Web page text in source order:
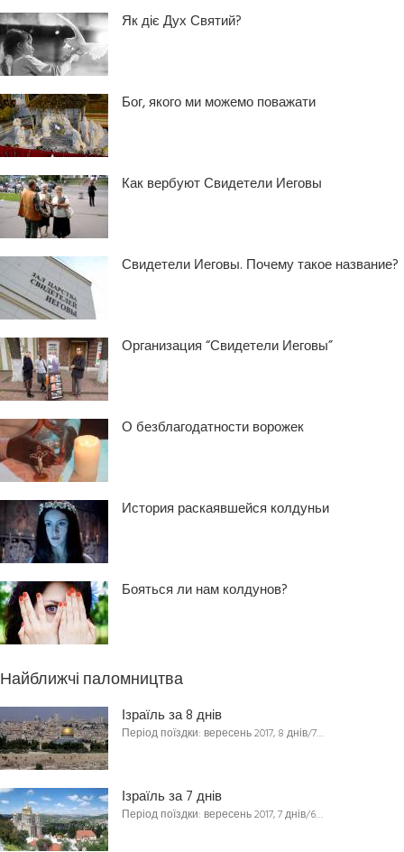
Як діє Дух Святий?
Бог, якого ми можемо поважати
Как вербуют Свидетели Иеговы
Свидетели Иеговы. Почему такое название?
Организация “Свидетели Иеговы”
О безблагодатности ворожек
История раскаявшейся колдуньи
Бояться ли нам колдунов?
Найближчі паломництва
Ізраїль за 8 днів
Період поїздки: вересень 2017, 8 днів/7…
Ізраїль за 7 днів
Період поїздки: вересень 2017, 7 днів/6…